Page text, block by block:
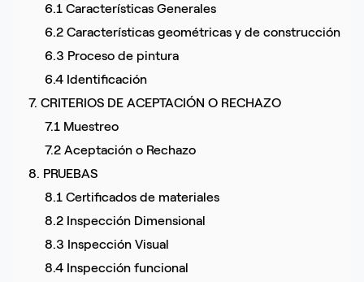
6.1 Características Generales
6.2 Características geométricas y de construcción
6.3 Proceso de pintura
6.4 Identificación
7. CRITERIOS DE ACEPTACIÓN O RECHAZO
7.1 Muestreo
7.2 Aceptación o Rechazo
8. PRUEBAS
8.1 Certificados de materiales
8.2 Inspección Dimensional
8.3 Inspección Visual
8.4 Inspección funcional